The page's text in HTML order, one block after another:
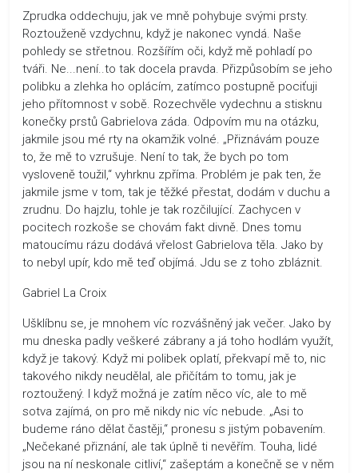
Zprudka oddechuju, jak ve mně pohybuje svými prsty.
Roztouženě vzdychnu, když je nakonec vyndá. Naše
pohledy se střetnou. Rozšířím oči, když mě pohladí po
tváři. Ne...není..to tak docela pravda. Přizpůsobím se jeho
polibku a zlehka ho oplácím, zatímco postupně pociťuji
jeho přítomnost v sobě. Rozechvěle vydechnu a stisknu
konečky prstů Gabrielova záda. Odpovím mu na otázku,
jakmile jsou mé rty na okamžik volné. „Přiznávám pouze
to, že mě to vzrušuje. Není to tak, že bych po tom
vysloveně toužil,“ vyhrknu zpříma. Problém je pak ten, že
jakmile jsme v tom, tak je těžké přestat, dodám v duchu a
zrudnu. Do hajzlu, tohle je tak rozčilující. Zachycen v
pocitech rozkoše se chovám fakt divně. Dnes tomu
matoucímu rázu dodává vřelost Gabrielova těla. Jako by
to nebyl upír, kdo mě teď objímá. Jdu se z toho zbláznit.
Gabriel La Croix
Ušklíbnu se, je mnohem víc rozvášněný jak večer. Jako by
mu dneska padly veškeré zábrany a já toho hodlám využít,
když je takový. Když mi polibek oplatí, překvapí mě to, nic
takového nikdy neudělal, ale přičítám to tomu, jak je
roztoužený. I když možná je zatím něco víc, ale to mě
sotva zajímá, on pro mě nikdy nic víc nebude. „Asi to
budeme ráno dělat častěji,“ pronesu s jistým pobavením.
„Nečekané přiznání, ale tak úplně ti nevěřím. Touha, lidé
jsou na ní neskonale citliví,“ zašeptám a konečně se v něm